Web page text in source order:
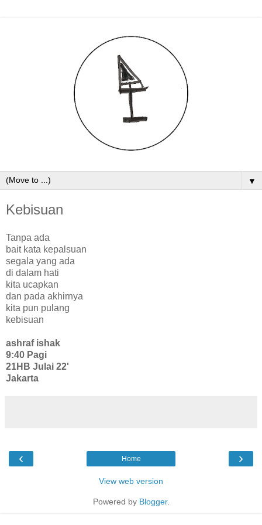
▼
Kebisuan
Tanpa ada
bait kata kepalsuan
segala yang ada
di dalam hati
kita ucapkan
dan pada akhirnya
kita pun pulang
kebisuan
ashraf ishak
9:40 Pagi
21HB Julai 22'
Jakarta
‹ ›
Home
View web version
Powered by Blogger.